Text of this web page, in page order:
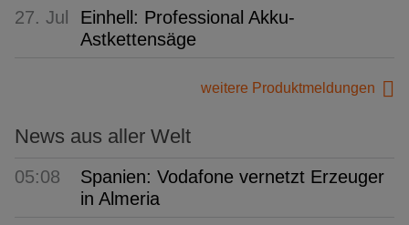
27. Jul
Einhell: Professional Akku-
Astkettensäge
weitere Produktmeldungen
News aus aller Welt
05:08
Spanien: Vodafone vernetzt Erzeuger
in Almeria